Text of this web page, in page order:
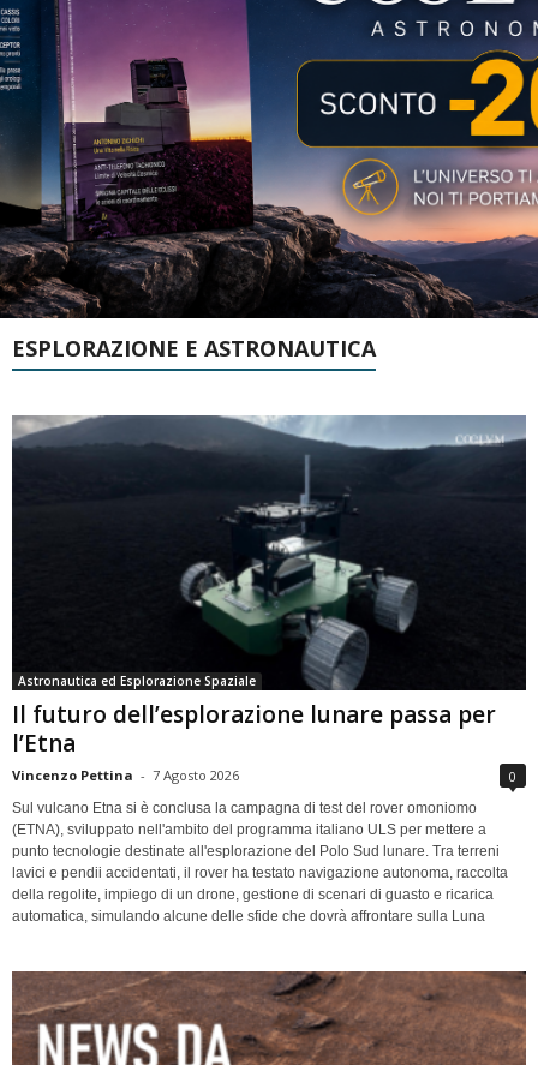
ESPLORAZIONE E ASTRONAUTICA
Astronautica ed Esplorazione Spaziale
Il futuro dell’esplorazione lunare passa per
l’Etna
Vincenzo Pettina - 7 Agosto 2026 0
Sul vulcano Etna si è conclusa la campagna di test del rover omoniomo
(ETNA), sviluppato nell'ambito del programma italiano ULS per mettere a
punto tecnologie destinate all'esplorazione del Polo Sud lunare. Tra terreni
lavici e pendii accidentati, il rover ha testato navigazione autonoma, raccolta
della regolite, impiego di un drone, gestione di scenari di guasto e ricarica
automatica, simulando alcune delle sfide che dovrà affrontare sulla Luna